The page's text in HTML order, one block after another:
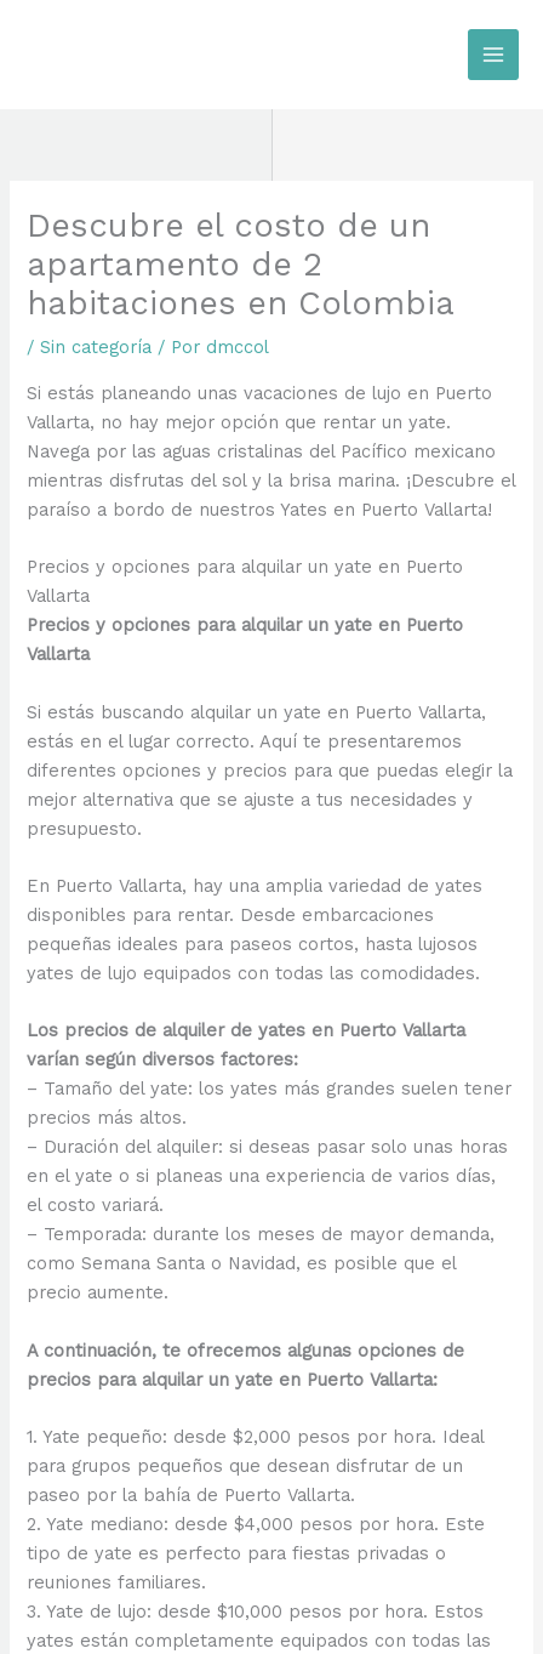
Descubre el costo de un
apartamento de 2
habitaciones en Colombia
/Sin categoría / Por dmccol
Si estás planeando unas vacaciones de lujo en Puerto
Vallarta, no hay mejor opción que rentar un yate.
Navega por las aguas cristalinas del Pacífico mexicano
mientras disfrutas del sol y la brisa marina. ¡Descubre el
paraíso a bordo de nuestros Yates en Puerto Vallarta!
Precios y opciones para alquilar un yate en Puerto
Vallarta
Precios y opciones para alquilar un yate en Puerto
Vallarta
Si estás buscando alquilar un yate en Puerto Vallarta,
estás en el lugar correcto. Aquí te presentaremos
diferentes opciones y precios para que puedas elegir la
mejor alternativa que se ajuste a tus necesidades y
presupuesto.
En Puerto Vallarta, hay una amplia variedad de yates
disponibles para rentar. Desde embarcaciones
pequeñas ideales para paseos cortos, hasta lujosos
yates de lujo equipados con todas las comodidades.
Los precios de alquiler de yates en Puerto Vallarta
varían según diversos factores:
– Tamaño del yate: los yates más grandes suelen tener
precios más altos.
– Duración del alquiler: si deseas pasar solo unas horas
en el yate o si planeas una experiencia de varios días,
el costo variará.
– Temporada: durante los meses de mayor demanda,
como Semana Santa o Navidad, es posible que el
precio aumente.
A continuación, te ofrecemos algunas opciones de
precios para alquilar un yate en Puerto Vallarta:
1. Yate pequeño: desde $2,000 pesos por hora. Ideal
para grupos pequeños que desean disfrutar de un
paseo por la bahía de Puerto Vallarta.
2. Yate mediano: desde $4,000 pesos por hora. Este
tipo de yate es perfecto para fiestas privadas o
reuniones familiares.
3. Yate de lujo: desde $10,000 pesos por hora. Estos
yates están completamente equipados con todas las